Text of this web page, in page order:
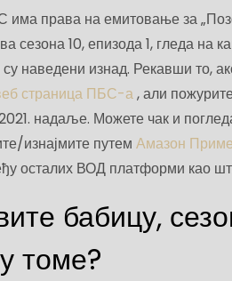
права на емитовање за
сезона 10, епизода 1, гледа на
су наведени изнад. Рекавши то,
страница ПБС-а, али
надаље. Можете чак и
изнајмите путемАмазон
осталих ВОД платформи као
бабицу,
томе?